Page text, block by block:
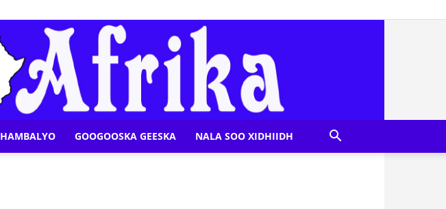
HAMBALYO GOOGOOSKA GEESKA NALA SOO XIDHIIDH